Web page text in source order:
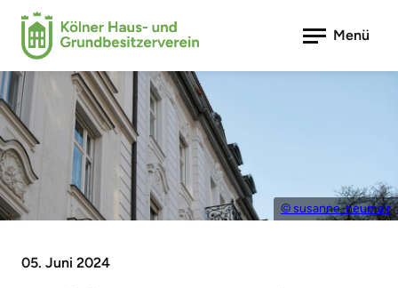
Menü
© susanne_neumair
05. Juni 2024